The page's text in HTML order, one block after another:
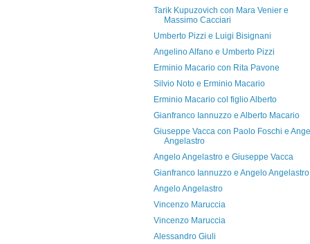
Tarik Kupuzovich con Mara Venier e
Massimo Cacciari
Umberto Pizzi e Luigi Bisignani
Angelino Alfano e Umberto Pizzi
Erminio Macario con Rita Pavone
Silvio Noto e Erminio Macario
Erminio Macario col figlio Alberto
Gianfranco Iannuzzo e Alberto Macario
Giuseppe Vacca con Paolo Foschi e
Angelastro
Angelo Angelastro e Giuseppe Vacca
Gianfranco Iannuzzo e Angelo Angelastro
Angelo Angelastro
Vincenzo Maruccia
Vincenzo Maruccia
Alessandro Giuli